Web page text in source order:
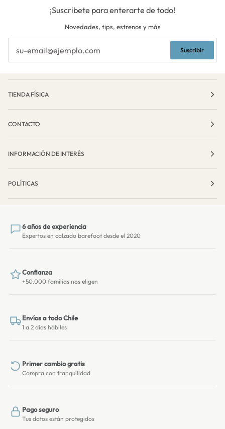
¡Suscribete para enterarte de todo!
Novedades, tips, estrenos y más
Suscribir
TIENDA FÍSICA
CONTACTO
INFORMACIÓN DE INTERÉS
POLÍTICAS
6 años de experiencia
Expertos en calzado barefoot desde el 2020
Confianza
+50.000 familias nos eligen
Envíos a todo Chile
1 a 2 días hábiles
Primer cambio gratis
Compra con tranquilidad
Pago seguro
Tus datos están protegidos